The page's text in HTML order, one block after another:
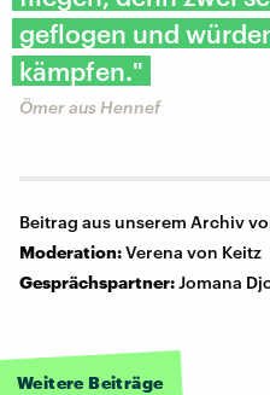
geflogen und
kämpfen."
Ömer aus Hennef
Beitrag aus unserem Archiv
Moderation:Verena von Keitz
Gesprächspartner:Jomana
Weitere Beiträge